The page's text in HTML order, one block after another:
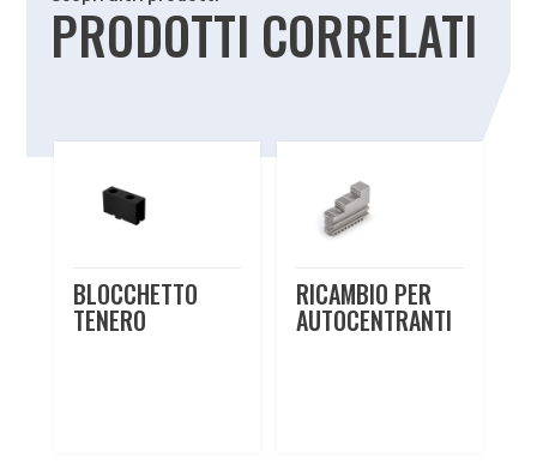
PRODOTTI CORRELATI
BLOCCHETTO
TENERO
RICAMBIO PER
AUTOCENTRANTI